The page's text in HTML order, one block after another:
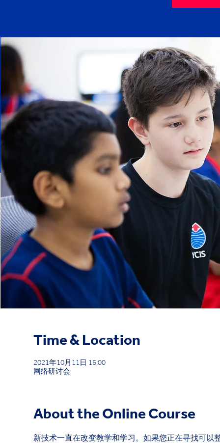
Time & Location
2021年10月11日 16:00
网络研讨会
About the Online Course
新技术一直在改变教学和学习。如果您正在寻找可以